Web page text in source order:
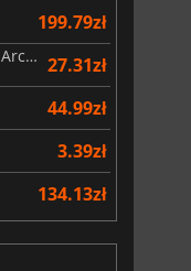
199.79zł
HellSlave II Judgment of the Archon 27.31zł
44.99zł
3.39zł
134.13zł